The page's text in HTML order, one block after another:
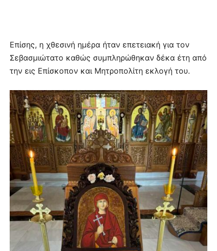
Επίσης, η χθεσινή ημέρα ήταν επετειακή για τον
Σεβασμιώτατο καθώς συμπληρώθηκαν δέκα έτη από
την εις Επίσκοπον και Μητροπολίτη εκλογή του.